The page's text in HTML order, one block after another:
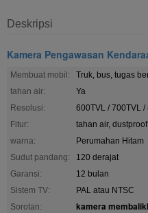
Deskripsi
Kamera Pengawasan
Membuat mobil:
Truk, bus, tugas
tahan air:
Ya
Resolusi:
600TVL / 700TVL /
Fitur:
tahan air, dustproof
warna:
Perumahan Hitam
Sudut pandang:
120 derajat
Garansi:
12 bulan
Sistem TV:
PAL atau NTSC
Sorotan:
kamera